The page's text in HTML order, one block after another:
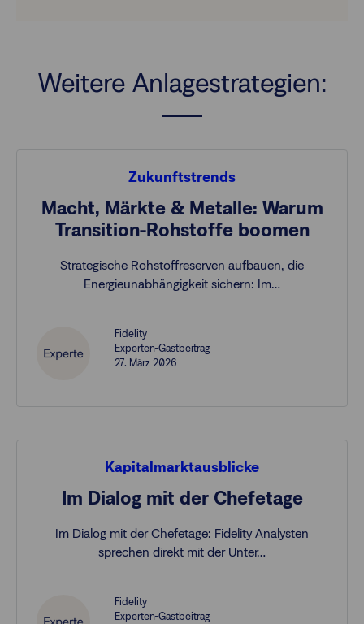
Weitere Anlagestrategien:
Zukunftstrends
Macht, Märkte & Metalle: Warum
Transition-Rohstoffe boomen
Strategische Rohstoffreserven aufbauen, die
Energieunabhängigkeit sichern: Im…
Fidelity
Experten-Gastbeitrag
27. März 2026
Kapitalmarktausblicke
Im Dialog mit der Chefetage
Im Dialog mit der Chefetage: Fidelity Analysten
sprechen direkt mit der Unter…
Fidelity
Experten-Gastbeitrag